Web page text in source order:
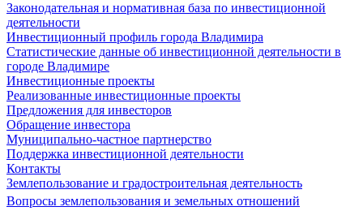
Законодательная и нормативная база по инвестиционной
деятельности
Инвестиционный профиль города Владимира
Статистические данные об инвестиционной деятельности в
городе Владимире
Инвестиционные проекты
Реализованные инвестиционные проекты
Предложения для инвесторов
Обращение инвестора
Муниципально-частное партнерство
Поддержка инвестиционной деятельности
Контакты
Землепользование и градостроительная деятельность
Вопросы землепользования и земельных отношений